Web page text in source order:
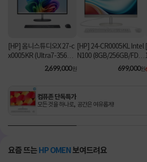
[HP] 옴니스튜디오X 27-c
x0005KR (Ultra7-356H/
16GB/1TB/Win11Hom
2,699,000원
[HP] 24-CR0005KL Intel
N100 (8GB/256GB/FD)
[기본제품]
699,000원
컴퓨존 단독특가
모든 것을 하나로, 공간은 여유롭게!
요즘 뜨는 HP OMEN 보여드려요